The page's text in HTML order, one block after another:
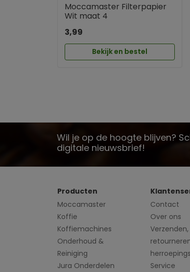
Moccamaster Filterpapier
Wit maat 4
3,99
Bekijk en bestel
Wil je op de hoogte blijven?
digitale nieuwsbrief!
Producten
Moccamaster
Koffie
Koffiemachines
Onderhoud &
Reiniging
Jura Onderdelen
Contact
Over ons
Verzenden,
Service